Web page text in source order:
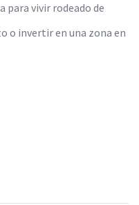
para vivir rodeado de
o invertir en una zona en